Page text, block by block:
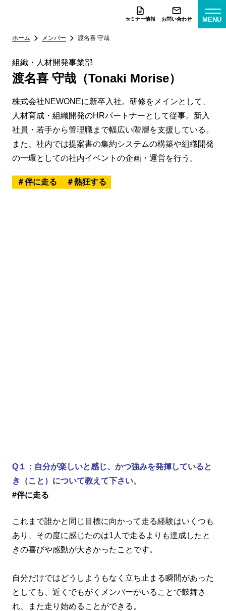
セミナー情報 お問い合わせ MENU
ホーム メンバー 渡名喜 守哉
組織・人材開発事業部
渡名喜 守哉（Tonaki Morise）
株式会社NEWONEに新卒入社。研修をメインとして、
人材育成・組織開発のHRパートナーとして従事。新入
社員・若手から管理職まで幅広い階層を支援している。
また、社内では提案書の集約システムの構築や組織開発
の一環としての社内イベントの企画・運営を行う。
伴に走る 熱狂する
Q１：自分が楽しいと感じ、かつ強みを発揮していると
き（こと）について教えて下さい。
#伴に走る
これまで誰かと同じ目標に向かって走る経験はいくつも
あり、その度に感じたのは1人で走るよりも達成したと
きの喜びや感動が大きかったことです。
自分だけではどうしようもなく立ち止まる瞬間があった
としても、近くでもがくメンバーがいることで鼓舞さ
れ、また走り始めることができる。